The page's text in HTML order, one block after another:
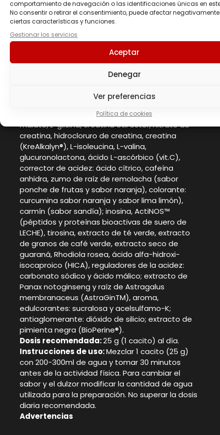
comportamiento de navegación o las identificaciones únicas en
No consentir o retirar el consentimiento, puede afectar
ciertas características y funciones.
Gestionar los servicios
Aceptar
Denegar
Ver preferencias
Política de cookies
Sal < 0,4 g
*Valores de Referencia de Nutrientes
Monohidrato de creatina, L-arginina alfa-
cetoglutarato, CarnoSyn® beta-alanina, taurina,
L-glutamina, L-glutamina alfa-cetoglutarato, L-
leucina, hidrocloruro de L-arginina, L-citrulina
malato, L-glicina, creatina etil éster, nitrato de
creatina, hidrocloruro de creatina, creatina
(KreAlkalyn®), L-isoleucina, L-valina,
glucuronolactona, ácido L-ascórbico (vit.C),
corrector de acidez: ácido cítrico, cafeína
anhidra, zumo de raíz de remolacha (sabor
ponche de frutas y sabor naranja), colorante:
curcumina sabor naranja y sabor lima limón),
carmín (sabor sandía); inosina, ActiNOS™
(péptidos y proteínas bioactivas de suero de
LECHE), tirosina, extracto de té verde, extracto
de granos de café verde, extracto seco de
guaraná, Rhodiola rosea, ácido alfa-hidroxi-
isocaproico (HICA), reguladores de la acidez:
carbonato sódico y ácido málico; extracto de
Panax notoginseng y raíz de Astragalus
membranaceus (AstraGinTM), aroma,
edulcorantes: sucralosa y acelsulfamo-K;
antiaglomerante: dióxido de silicio; extracto de
pimienta negra (BioPerine®).
Dosis recomendada:25 g (1 cacito) al día.
Instrucciones de uso:Mezclar 1 cacito (25 g)
con 200-300ml de agua y tomar 30 minutos
antes de la actividad física. Para cambiar el
sabor y el dulzor modificar la cantidad de agua
utilizada para la preparación. No superar la dosis
diaria recomendada.
Advertencias